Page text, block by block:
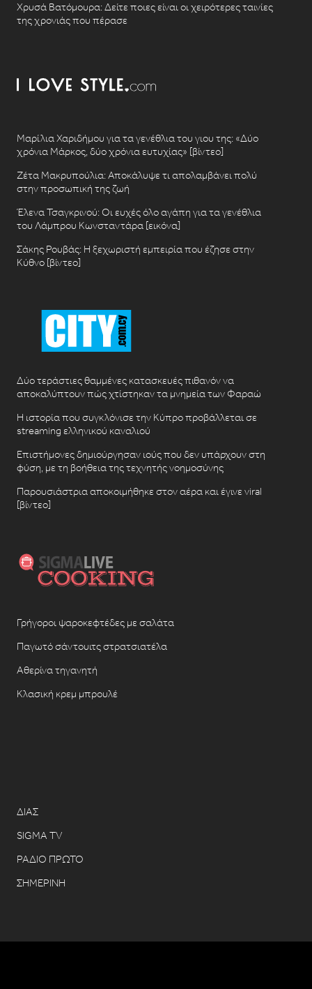
Χρυσά Βατόμουρα: Δείτε ποιες είναι οι χειρότερες ταινίες
της χρονιάς που πέρασε
Μαρίλια Χαριδήμου για τα γενέθλια του γιου της: «Δύο
χρόνια Μάρκος, δύο χρόνια ευτυχίας» [βίντεο]
Ζέτα Μακρυπούλια: Αποκάλυψε τι απολαμβάνει πολύ
στην προσωπική της ζωή
Έλενα Τσαγκρινού: Οι ευχές όλο αγάπη για τα γενέθλια
του Λάμπρου Κωνσταντάρα [εικόνα]
Σάκης Ρουβάς: Η ξεχωριστή εμπειρία που έζησε στην
Κύθνο [βίντεο]
Δύο τεράστιες θαμμένες κατασκευές πιθανόν να
αποκαλύπτουν πώς χτίστηκαν τα μνημεία των Φαραώ
Η ιστορία που συγκλόνισε την Κύπρο προβάλλεται σε
streaming ελληνικού καναλιού
Επιστήμονες δημιούργησαν ιούς που δεν υπάρχουν στη
φύση, με τη βοήθεια της τεχνητής νοημοσύνης
Παρουσιάστρια αποκοιμήθηκε στον αέρα και έγινε viral
[βίντεο]
Γρήγοροι ψαροκεφτέδες με σαλάτα
Παγωτό σάντουιτς στρατσιατέλα
Αθερίνα τηγανητή
Κλασική κρεμ μπρουλέ
ΔΙΑΣ
SIGMA TV
ΡΑΔΙΟ ΠΡΩΤΟ
ΣΗΜΕΡΙΝΗ